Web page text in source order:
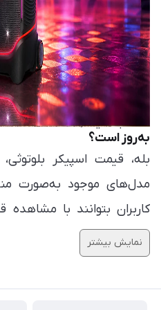
چگونه بهترین اسپیکر را
کنم؟
با استفاده از فیلترهای
مشخصات فنی، امکانات و
مناسب‌ترین اسپیکر را
انتخاب کنید.
آیا قیمت اسپیکرهای
به‌روز است؟
بله، قیمت اسپیکر
مدل‌های موجود به‌صورت
کاربران بتوانند با
داشته باشند.
نمایش بیشتر